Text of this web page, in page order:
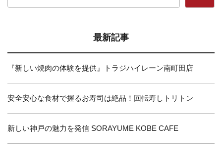
最新記事
『新しい焼肉の体験を提供』トラジハイレーン南町田店
安全安心な食材で握るお寿司は絶品！回転寿しトリトン
新しい神戸の魅力を発信 SORAYUME KOBE CAFE